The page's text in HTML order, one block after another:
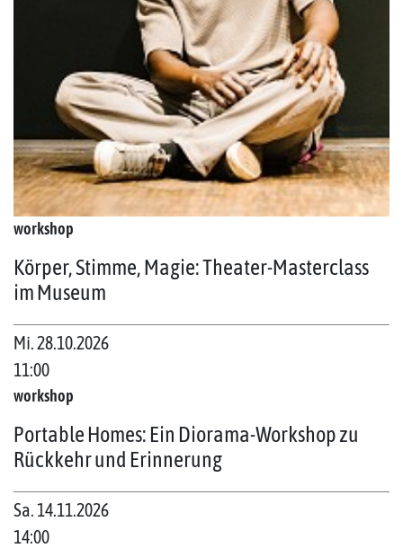
workshop
Körper, Stimme, Magie: Theater-Masterclass
im Museum
Mi. 28.10.2026
11:00
workshop
Portable Homes: Ein Diorama-Workshop zu
Rückkehr und Erinnerung
Sa. 14.11.2026
14:00